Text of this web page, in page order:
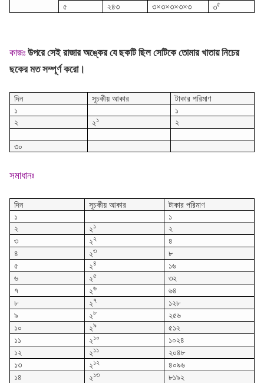
৫ ২৪৩ ৩×৩×৩×৩×৩ ৩৫
কাজঃ উপরে সেই রাজার অঙ্কের যে ছকটি ছিল সেটিকে তোমার খাতায় নিচের
ছকের মত সম্পূর্ণ করো।
দিন সূচকীয় আকার
টাকার পরিমাণ
১
১
২
২১ ২
৩০
সমাধানঃ
দিন সূচকীয় আকার
টাকার পরিমাণ
১
১
২
২১
২
৩
২২
৪
৪
২৩
৮
৫
২৪
১৬
৬
২৫
৩২
৭
২৬
৬৪
৮
২৭
১২৮
৯
২৮
২৫৬
১০
২৯
৫১২
১১
২১০
১০২৪
১২
২১১
২০৪৮
১৩
২১২
৪০৯৬
১৪
২১৩
৮১৯২